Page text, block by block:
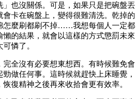
」也沒關係。可是，如果只是把碗盤丟
會卡在碗盤上，變得很難清洗。乾掉的
怎麼刷都刷不掉……我想每個人一定都
懶的結果，就會以這樣的方式懲罰未來
憐了。
完全沒有必要想東想西。有時候難免會
做任何事。這時候就趕快上床睡覺，
復精神之後再來收拾會更有效率。